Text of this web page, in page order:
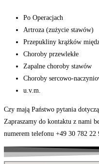
Po Operacjach
Artroza (zużycie stawów)
Przepukliny krążków
Choroby przewlekłe
Zapalne choroby stawów
Choroby sercowo-
u.v.m.
Czy mają Państwo pytania
Zapraszamy do kontaktu z nami
numerem telefonu +49 30 782 22